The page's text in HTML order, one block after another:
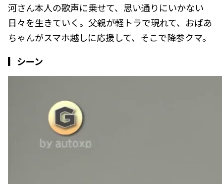
河さん本人の歌声に乗せて、思い通りにいかない
日々を生きていく。父親が軽トラで現れて、おばあ
ちゃんがスマホ越しに応援して、そこで降参クマ。
▎シーン